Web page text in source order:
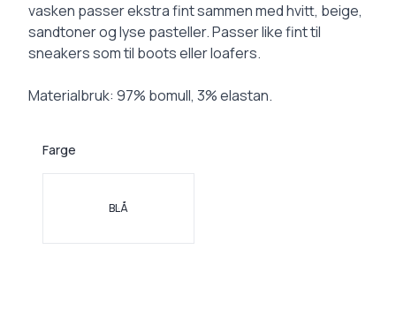
vasken passer ekstra fint sammen med hvitt, beige,
sandtoner og lyse pasteller. Passer like fint til
sneakers som til boots eller loafers.
Materialbruk: 97% bomull, 3% elastan.
Farge
Velg en Farge
BLÅ